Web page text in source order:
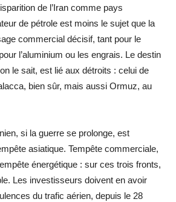
de l’Iran comme pays
de pétrole est moins le sujet que la
commercial décisif, tant pour le
l’aluminium ou les engrais. Le destin
le sait, est lié aux détroits : celui de
bien sûr, mais aussi Ormuz, au
si la guerre se prolonge, est
asiatique. Tempête commerciale,
énergétique : sur ces trois fronts,
Les investisseurs doivent en avoir
du trafic aérien, depuis le 28